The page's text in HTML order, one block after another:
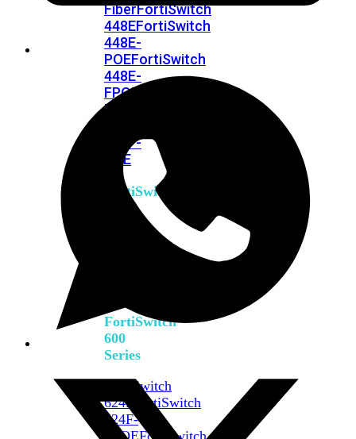
FiberFortiSwitch
448EFortiSwitch
448E-
POEFortiSwitch
448E-
FPOE
M426E-
424F-
POE
FortiSwitch
FortiSwitch
600
Series
FortiSwitch
624F
FortiSwitch
624F-
FPOEFortiSwitch